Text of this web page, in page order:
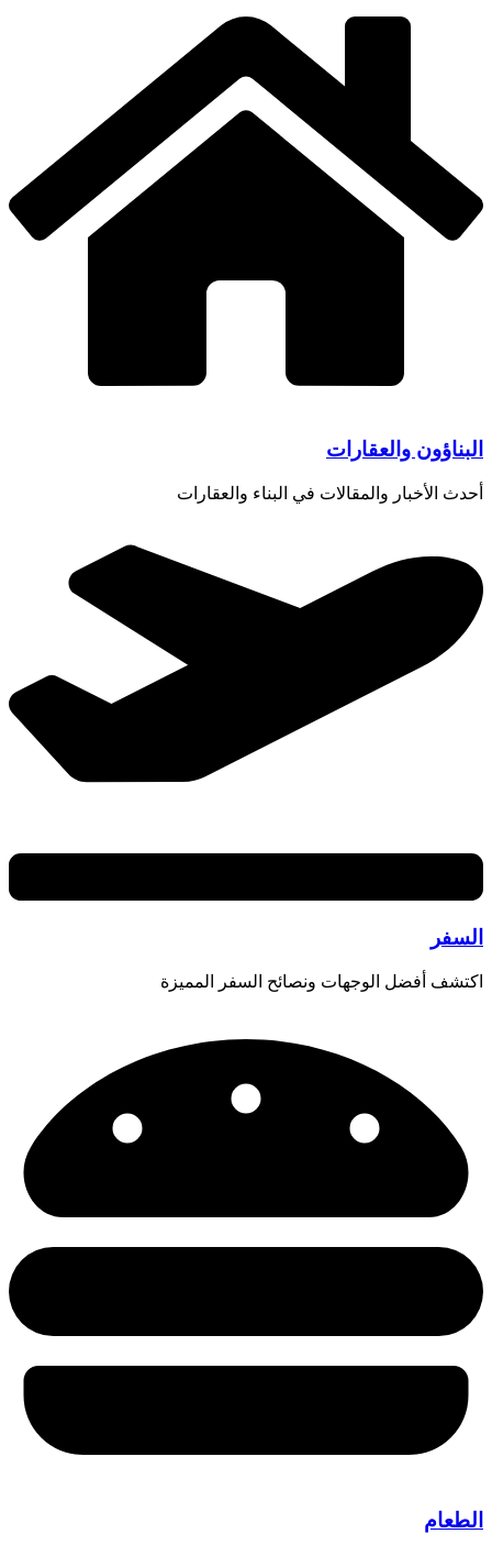
البناؤون والعقارات
أحدث الأخبار والمقالات في البناء والعقارات
السفر
اكتشف أفضل الوجهات ونصائح السفر المميزة
الطعام